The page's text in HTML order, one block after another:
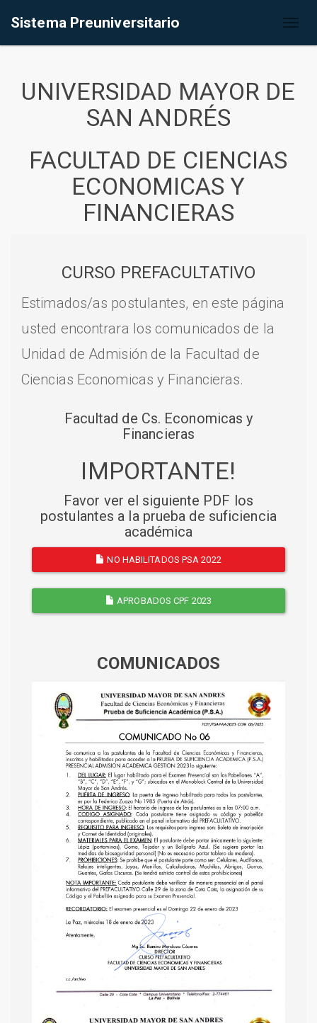
Sistema Preuniversitario
UNIVERSIDAD MAYOR DE
SAN ANDRÉS
FACULTAD DE CIENCIAS
ECONOMICAS Y
FINANCIERAS
CURSO PREFACULTATIVO
Estimados/as postulantes, en este página
usted encontrara los comunicados de la
Unidad de Admisión de la Facultad de
Ciencias Economicas y Financieras.
Facultad de Cs. Economicas y
Financieras
IMPORTANTE!
Favor ver el siguiente PDF los
postulantes a la prueba de suficiencia
académica
NO HABILITADOS PSA 2022
APROBADOS CPF 2023
COMUNICADOS